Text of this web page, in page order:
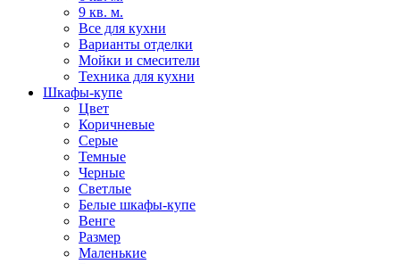
9 кв. м.
Все для кухни
Варианты отделки
Мойки и смесители
Техника для кухни
Шкафы-купе
Цвет
Коричневые
Серые
Темные
Черные
Светлые
Белые шкафы-купе
Венге
Размер
Маленькие